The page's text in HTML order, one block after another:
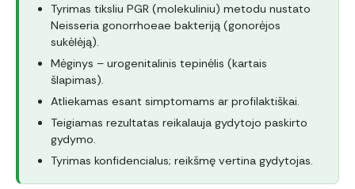
Tyrimas tiksliu PGR (molekuliniu) metodu nustato
Neisseria gonorrhoeae bakteriją (gonorėjos
sukėlėją).
Mėginys – urogenitalinis tepinėlis (kartais
šlapimas).
Atliekamas esant simptomams ar profilaktiškai.
Teigiamas rezultatas reikalauja gydytojo paskirto
gydymo.
Tyrimas konfidencialus; reikšmę vertina gydytojas.